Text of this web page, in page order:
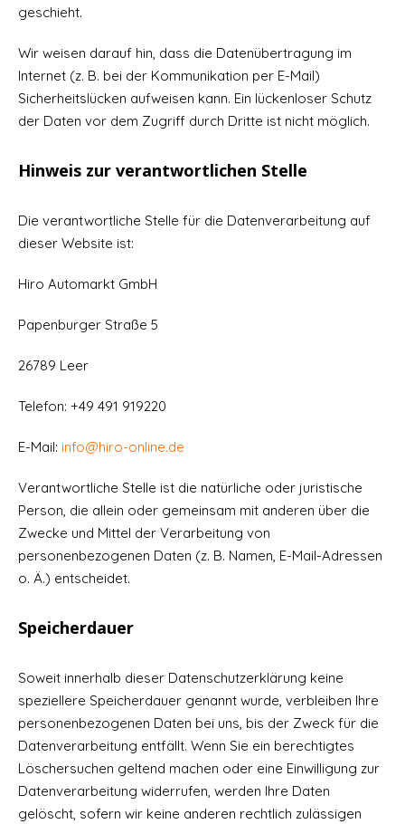
geschieht.
Wir weisen darauf hin, dass die Datenübertragung im
Internet (z. B. bei der Kommunikation per E-Mail)
Sicherheitslücken aufweisen kann. Ein lückenloser Schutz
der Daten vor dem Zugriff durch Dritte ist nicht möglich.
Hinweis zur verantwortlichen Stelle
Die verantwortliche Stelle für die Datenverarbeitung auf
dieser Website ist:
Hiro Automarkt GmbH
Papenburger Straße 5
26789 Leer
Telefon: +49 491 919220
E-Mail: info@hiro-online.de
Verantwortliche Stelle ist die natürliche oder juristische
Person, die allein oder gemeinsam mit anderen über die
Zwecke und Mittel der Verarbeitung von
personenbezogenen Daten (z. B. Namen, E-Mail-Adressen
o. Ä.) entscheidet.
Speicherdauer
Soweit innerhalb dieser Datenschutzerklärung keine
speziellere Speicherdauer genannt wurde, verbleiben Ihre
personenbezogenen Daten bei uns, bis der Zweck für die
Datenverarbeitung entfällt. Wenn Sie ein berechtigtes
Löschersuchen geltend machen oder eine Einwilligung zur
Datenverarbeitung widerrufen, werden Ihre Daten
gelöscht, sofern wir keine anderen rechtlich zulässigen